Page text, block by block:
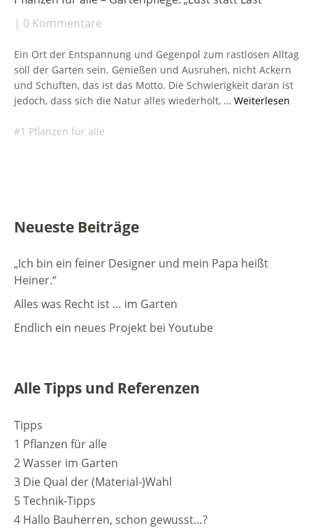
0 Kommentare
Ein Ort der Entspannung und Gegenpol zum rastlosen Alltag
soll der Garten sein. Genießen und Ausruhen, nicht Ackern
und Schuften, das ist das Motto. Die Schwierigkeit daran ist
jedoch, dass sich die Natur alles wiederholt, … Weiterlesen
1 Pflanzen für alle
Neueste Beiträge
„Ich bin ein feiner Designer und mein Papa heißt
Heiner.“
Alles was Recht ist … im Garten
Endlich ein neues Projekt bei Youtube
Alle Tipps und Referenzen
Tipps
1 Pflanzen für alle
2 Wasser im Garten
3 Die Qual der (Material-)Wahl
5 Technik-Tipps
4 Hallo Bauherren, schon gewusst…?